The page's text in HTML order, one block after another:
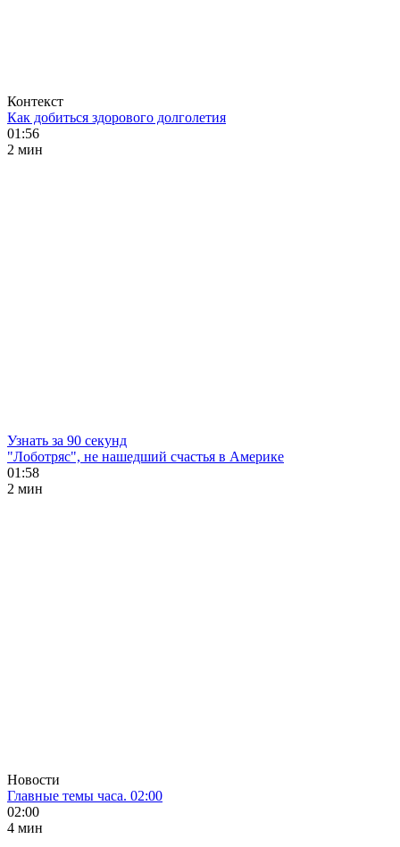
Контекст
Как добиться здорового долголетия
01:56
2 мин
Узнать за 90 секунд
"Лоботряс", не нашедший счастья в Америке
01:58
2 мин
Новости
Главные темы часа. 02:00
02:00
4 мин